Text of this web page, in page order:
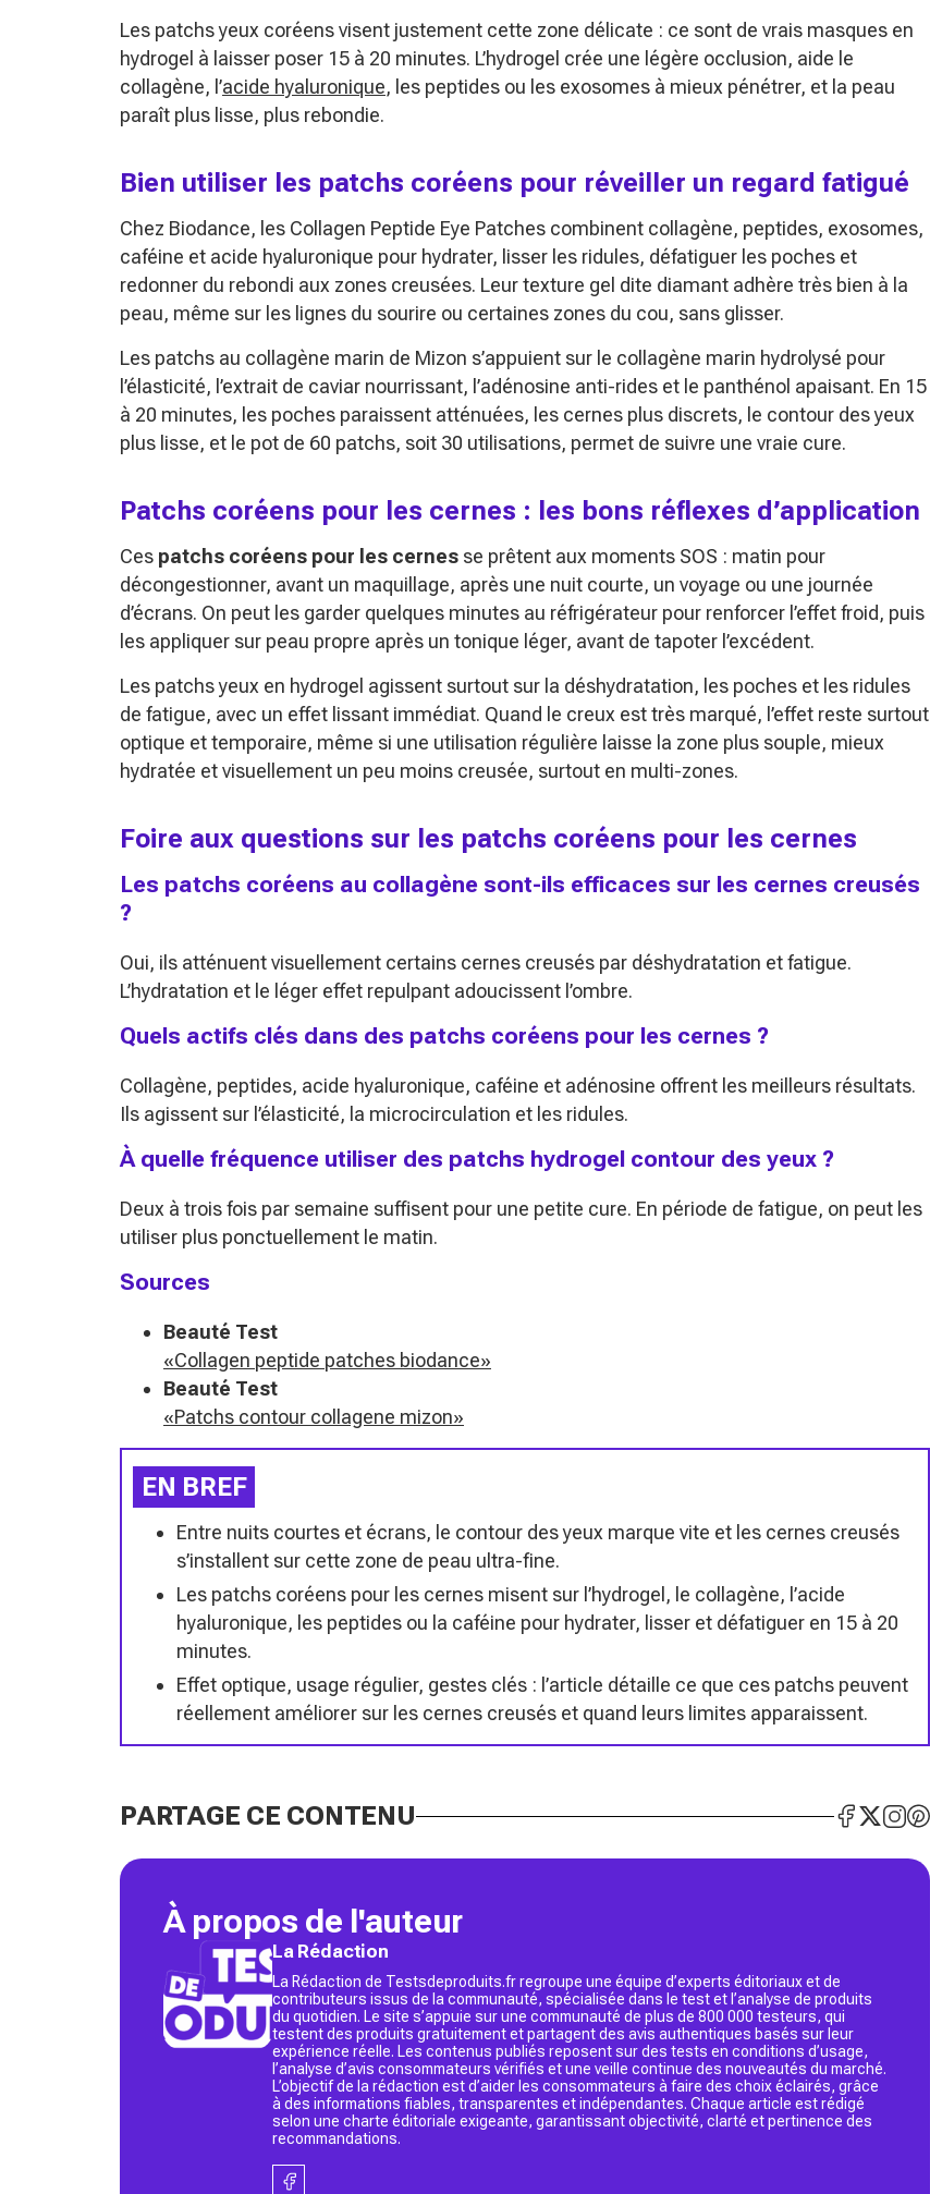
Les patchs yeux coréens visent justement cette zone délicate : ce sont de vrais masques en
hydrogel à laisser poser 15 à 20 minutes. L’hydrogel crée une légère occlusion, aide le
collagène, l’acide hyaluronique, les peptides ou les exosomes à mieux pénétrer, et la peau
paraît plus lisse, plus rebondie.
Bien utiliser les patchs coréens pour réveiller un regard fatigué
Chez Biodance, les Collagen Peptide Eye Patches combinent collagène, peptides, exosomes,
caféine et acide hyaluronique pour hydrater, lisser les ridules, défatiguer les poches et
redonner du rebondi aux zones creusées. Leur texture gel dite diamant adhère très bien à la
peau, même sur les lignes du sourire ou certaines zones du cou, sans glisser.
Les patchs au collagène marin de Mizon s’appuient sur le collagène marin hydrolysé pour
l’élasticité, l’extrait de caviar nourrissant, l’adénosine anti-rides et le panthénol apaisant. En 15
à 20 minutes, les poches paraissent atténuées, les cernes plus discrets, le contour des yeux
plus lisse, et le pot de 60 patchs, soit 30 utilisations, permet de suivre une vraie cure.
Patchs coréens pour les cernes : les bons réflexes d’application
Ces patchs coréens pour les cernes se prêtent aux moments SOS : matin pour
décongestionner, avant un maquillage, après une nuit courte, un voyage ou une journée
d’écrans. On peut les garder quelques minutes au réfrigérateur pour renforcer l’effet froid, puis
les appliquer sur peau propre après un tonique léger, avant de tapoter l’excédent.
Les patchs yeux en hydrogel agissent surtout sur la déshydratation, les poches et les ridules
de fatigue, avec un effet lissant immédiat. Quand le creux est très marqué, l’effet reste surtout
optique et temporaire, même si une utilisation régulière laisse la zone plus souple, mieux
hydratée et visuellement un peu moins creusée, surtout en multi-zones.
Foire aux questions sur les patchs coréens pour les cernes
Les patchs coréens au collagène sont-ils efficaces sur les cernes creusés
?
Oui, ils atténuent visuellement certains cernes creusés par déshydratation et fatigue.
L’hydratation et le léger effet repulpant adoucissent l’ombre.
Quels actifs clés dans des patchs coréens pour les cernes ?
Collagène, peptides, acide hyaluronique, caféine et adénosine offrent les meilleurs résultats.
Ils agissent sur l’élasticité, la microcirculation et les ridules.
À quelle fréquence utiliser des patchs hydrogel contour des yeux ?
Deux à trois fois par semaine suffisent pour une petite cure. En période de fatigue, on peut les
utiliser plus ponctuellement le matin.
Sources
Beauté Test
«Collagen peptide patches biodance»
Beauté Test
«Patchs contour collagene mizon»
EN BREF
Entre nuits courtes et écrans, le contour des yeux marque vite et les cernes creusés
s’installent sur cette zone de peau ultra-fine.
Les patchs coréens pour les cernes misent sur l’hydrogel, le collagène, l’acide
hyaluronique, les peptides ou la caféine pour hydrater, lisser et défatiguer en 15 à 20
minutes.
Effet optique, usage régulier, gestes clés : l’article détaille ce que ces patchs peuvent
réellement améliorer sur les cernes creusés et quand leurs limites apparaissent.
PARTAGE CE CONTENU
À propos de l'auteur
La Rédaction
La Rédaction de Testsdeproduits.fr regroupe une équipe d’experts éditoriaux et de
contributeurs issus de la communauté, spécialisée dans le test et l’analyse de produits
du quotidien. Le site s’appuie sur une communauté de plus de 800 000 testeurs, qui
testent des produits gratuitement et partagent des avis authentiques basés sur leur
expérience réelle. Les contenus publiés reposent sur des tests en conditions d’usage,
l’analyse d’avis consommateurs vérifiés et une veille continue des nouveautés du marché.
L’objectif de la rédaction est d’aider les consommateurs à faire des choix éclairés, grâce
à des informations fiables, transparentes et indépendantes. Chaque article est rédigé
selon une charte éditoriale exigeante, garantissant objectivité, clarté et pertinence des
recommandations.